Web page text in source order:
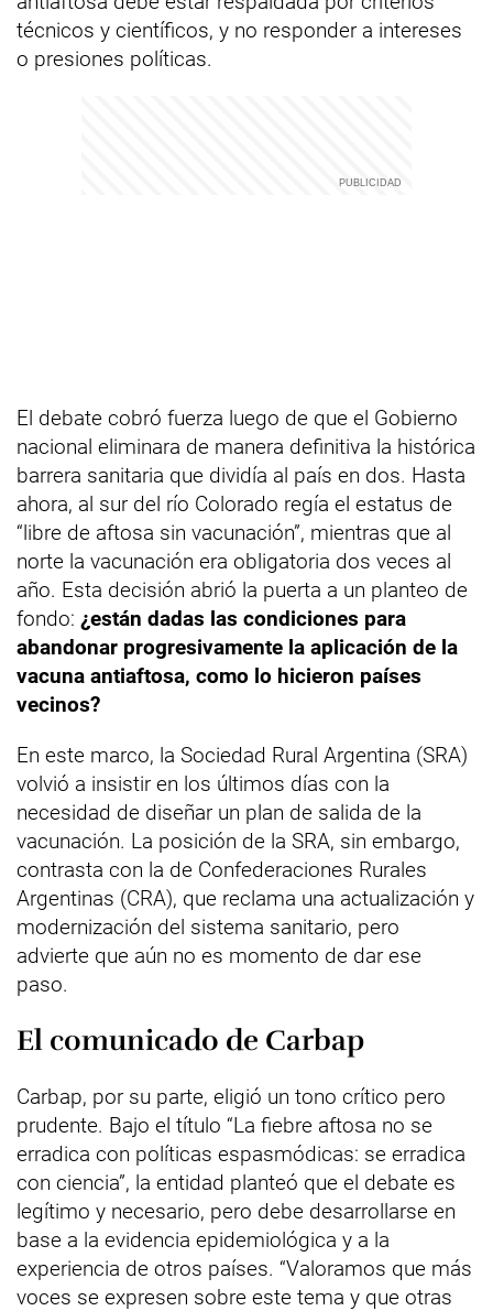
técnicos y científicos, y no responder a intereses
o presiones políticas.
El debate cobró fuerza luego de que el Gobierno
nacional eliminara de manera definitiva la histórica
barrera sanitaria que dividía al país en dos. Hasta
ahora, al sur del río Colorado regía el estatus de
“libre de aftosa sin vacunación”, mientras que al
norte la vacunación era obligatoria dos veces al
año. Esta decisión abrió la puerta a un planteo de
fondo: ¿están dadas las condiciones para
abandonar progresivamente la aplicación de la
vacuna antiaftosa, como lo hicieron países
vecinos?
En este marco, la Sociedad Rural Argentina (SRA)
volvió a insistir en los últimos días con la
necesidad de diseñar un plan de salida de la
vacunación. La posición de la SRA, sin embargo,
contrasta con la de Confederaciones Rurales
Argentinas (CRA), que reclama una actualización y
modernización del sistema sanitario, pero
advierte que aún no es momento de dar ese
paso.
El comunicado de Carbap
Carbap, por su parte, eligió un tono crítico pero
prudente. Bajo el título “La fiebre aftosa no se
erradica con políticas espasmódicas: se erradica
con ciencia”, la entidad planteó que el debate es
legítimo y necesario, pero debe desarrollarse en
base a la evidencia epidemiológica y a la
experiencia de otros países. “Valoramos que más
voces se expresen sobre este tema y que otras